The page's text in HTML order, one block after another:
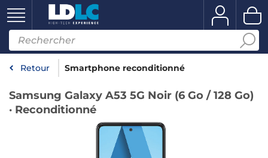
Retour Smartphone reconditionné
Samsung Galaxy A53 5G Noir (6 Go / 128 Go)
· Reconditionné